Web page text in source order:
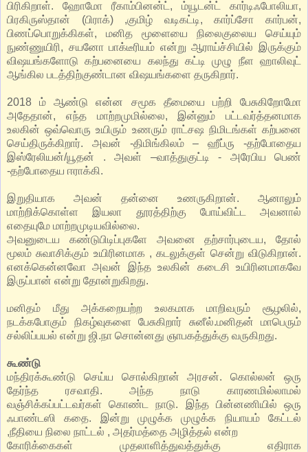
பிரிகிறாள். ஹோமோ ரீகாம்பினன்ட், ம்யூடன்ட் கார்டிஃபோலியா,
பிரகிருஸ்தான் (பிராக்) ,குமிழ் வடிகட்டி, கார்ப்சோ கார்பன்,
பிணப்பொறுக்கிகள், மனித மூளையை நிலைகுலைய செய்யும்
நுண்ணுயிரி, சயனோ பாக்டீரியம் என்று ஆராய்ச்சியில் இருக்கும்
விஷயங்களோடு கற்பனையை கலந்து கட்டி முழு நீள ஹாலிவுட்
ஆங்கில படத்திற்குண்டான விஷயங்களை தருகிறார்.
2018 ம் ஆண்டு என்ன சமூக தீமையை பற்றி பேசுகிறோமோ
அதேதான், எந்த மாற்றமுமில்லை, இன்னும் பட்டவர்த்தனமாக
உலகின் ஒவ்வொரு உயிரும் உணரும் ராட்சஷ நிமிடங்கள் கற்பனை
செய்திருக்கிறார். அவன் -திமிங்கிலம் – ஹீப்ரு -தற்போதைய
இஸ்ரேலியன்/யூதன் . அவள் –வாத்துகுட்டி - அரேபிய பெண்
-தற்போதைய ஈராக்கி.
இறுதியாக அவன் தன்னை உணருகிறான். ஆனாலும்
மாற்றிக்கொள்ள இயலா தூரத்திற்கு போய்விட்ட அவனால்
எதையுமே மாற்றமுடியவில்லை.
அவனுடைய கண்டுபிடிப்புகளே அவனை தற்சார்புடைய, தோல்
மூலம் சுவாசிக்கும் உயிரினமாக , கடலுக்குள் சென்று விடுகிறான்.
எனக்கென்னவோ அவன் இந்த உலகின் கடைசி உயிரினமாகவே
இருப்பான் என்று தோன்றுகிறது.
மனிதம் மீது அக்கறையற்ற உலகமாக மாறிவரும் சூழலில்,
நடக்கபோகும் நிகழ்வுகளை பேசுகிறார் சுனீல்.மனிதன் மாபெரும்
சல்லிப்பயல் என்று ஜி.நா சொன்னது ஞாபகத்துக்கு வருகிறது.
கூண்டு
மந்திரக்கூண்டு செய்ய சொல்கிறான் அரசன். கொல்லன் ஒரு
தேர்ந்த ரசவாதி. அந்த நாடு காரணமில்லாமல்
வஞ்சிக்கப்பட்டவர்கள் கொண்ட நாடு. இந்த பின்னணியில் ஒரு
ஃபாண்டஸி கதை. இன்று முழுக்க முழுக்க நியாயம் கேட்டல்
,நீதியை நிலை நாட்டல் , அதர்மத்தை அழித்தல் என்ற
கோரிக்கைகள் முதலாளித்துவத்துக்கு எதிராக